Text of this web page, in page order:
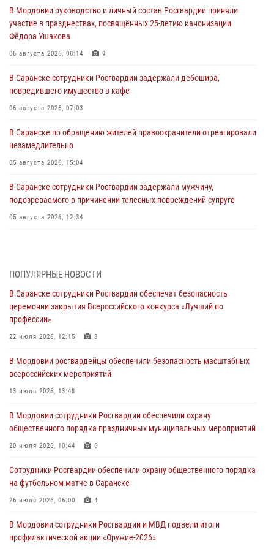
В Мордовии руководство и личный состав Росгвардии приняли
участие в празднествах, посвящённых 25-летию канонизации
Фёдора Ушакова
06 августа 2026, 08:14 9
В Саранске сотрудники Росгвардии задержали дебошира,
повредившего имущество в кафе
06 августа 2026, 07:03
В Саранске по обращению жителей правоохранители отреагировали
незамедлительно
05 августа 2026, 15:04
В Саранске сотрудники Росгвардии задержали мужчину,
подозреваемого в причинении телесных повреждений супруге
05 августа 2026, 12:34
05 августа 2026, 09:04 4
Помощь из Мордовии защитникам Отечества: центр лицензионно-
разрешительной работы передал очередную партию вооружения в
зону СВО
04 августа 2026, 11:13
Сотрудники Росгвардии Мордовии стали призерами
республиканских соревнований по служебному шестиборью
04 августа 2026, 08:27
В Саранске росгвардейцы пресекли нарушение правопорядка:
«отдых» на лавочке закончился в отделе полиции
04 августа 2026, 07:06
В Саранске сотрудники Росгвардии задержали гражданина за
нанесение побоев
03 августа 2026, 08:58
ПОПУЛЯРНЫЕ НОВОСТИ
В Саранске сотрудники Росгвардии обеспечат безопасность
церемонии закрытия Всероссийского конкурса «Лучший по
профессии»
22 июля 2026, 12:15 3
В Мордовии росгвардейцы обеспечили безопасность масштабных
всероссийских мероприятий
13 июля 2026, 13:48
В Мордовии сотрудники Росгвардии обеспечили охрану
общественного порядка праздничных муниципальных мероприятий
20 июля 2026, 10:44 6
Сотрудники Росгвардии обеспечили охрану общественного порядка
на футбольном матче в Саранске
26 июля 2026, 06:00 4
В Мордовии сотрудники Росгвардии и МВД подвели итоги
профилактической акции «Оружие‑2026»